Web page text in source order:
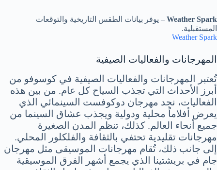
Weather Spark – يوفر بيانات الطقس التاريخية والتوقعات
المستقبلية.
Weather Spark
المهرجانات والفعاليات الصيفية
تُعتبر المهرجانات والفعاليات الصيفية في كوسوفو من
أبرز الأحداث التي تجذب السياح كل عام. من بين هذه
الفعاليات، نجد مهرجان دوكوفست السينمائي الذي
يعرض أفلاماً محلية ودولية ويجذب عشاق السينما من
جميع أنحاء العالم. كذلك، تنظم المدن الصغيرة
مهرجانات تقليدية تحتفي بالثقافة والفلكلور المحلي.
إلى جانب ذلك، تُقام مهرجانات الموسيقى مثل مهرجان
جام في بريشتينا الذي يجمع أشهر الفرق الموسيقية